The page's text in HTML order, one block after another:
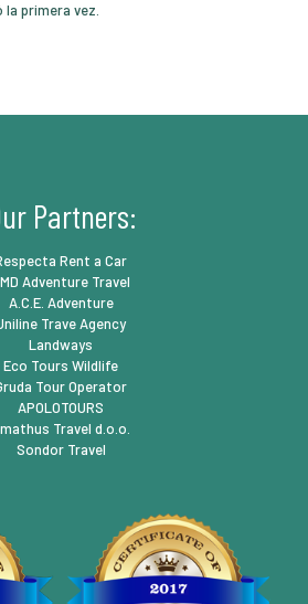
la primera vez.
Partners:
Rent a Car
Adventure Travel
A.C.E. Adventure
Trave Agency
Landways
Eco Tours Wildlife
Tour Operator
APOLOTOURS
Travel d.o.o.
Sondor Travel